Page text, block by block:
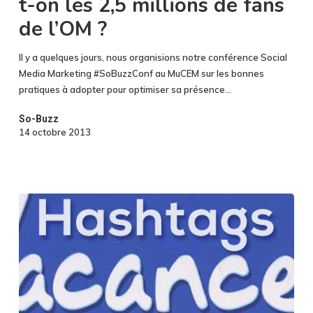
fans
l’OM
?
de l’OM ?
Il y a quelques jours, nous organisions notre conférence Social
Media Marketing #SoBuzzConf au MuCEM sur les bonnes
pratiques à adopter pour optimiser sa présence…
So-Buzz
14 octobre 2013